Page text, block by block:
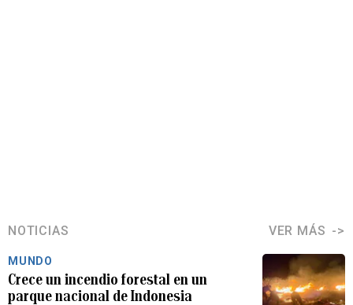
NOTICIAS VER MÁS
MUNDO
Crece un incendio forestal en un
parque nacional de Indonesia